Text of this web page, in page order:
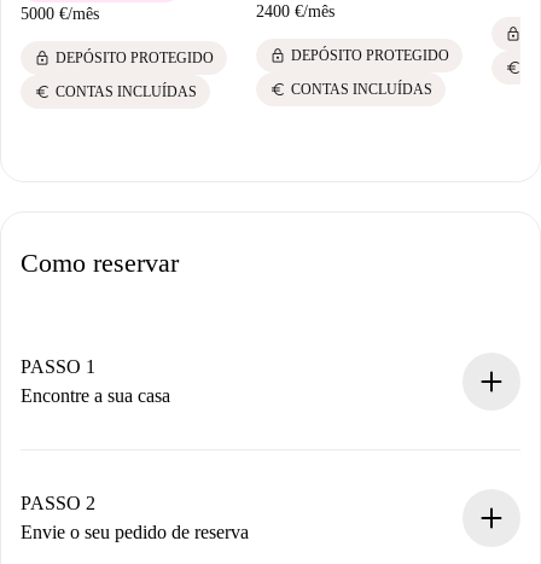
5000 €/mês
lock DEPÓSITO PROTEGIDO
euro CONTAS INCLUÍDAS
2400 €/mês
lock DEPÓSITO PROTEGIDO
euro CONTAS INCLUÍDAS
lock
euro
Como reservar
PASSO 1
Encontre a sua casa
Você tem todas as informações necessárias
antecipadamente.
PASSO 2
Envie o seu pedido de reserva